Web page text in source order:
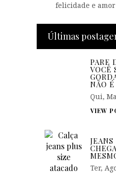
felicidade e
Últimas
PARE
VOCÊ
NÃO
Qui,
VIEW
Ter,